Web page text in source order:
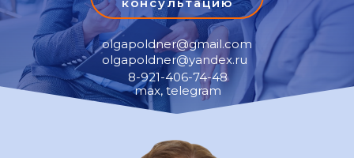
olgapoldner@gmail.com
8-921-406-74-48
max, telegram
olgapoldner@yandex.ru